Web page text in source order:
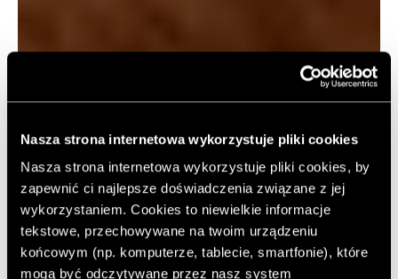
Nasza strona internetowa wykorzystuje pliki cookies
Nasza strona internetowa wykorzystuje pliki cookies, by
zapewnić ci najlepsze doświadczenia związane z jej
wykorzystaniem. Cookies to niewielkie informacje
tekstowe, przechowywane na twoim urządzeniu
końcowym (np. komputerze, tablecie, smartfonie), które
mogą być odczytywane przez nasz system